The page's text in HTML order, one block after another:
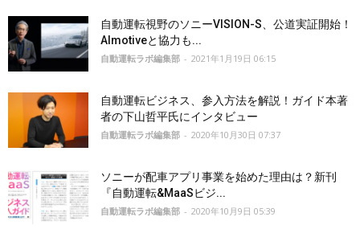
自動運転視野のソニーVISION-S、公道実証開始！
AImotiveと協力も...
自動運転ラボ編集部 - 2021年1月19日 06:15
自動運転ビジネス、参入方法を解説！ガイド本著
者の下山哲平氏にインタビュー
自動運転ラボ編集部 - 2020年10月30日 07:37
ソニーが配車アプリ事業を始めた理由は？新刊
『自動運転&MaaSビジ...
自動運転ラボ編集部 - 2020年10月9日 05:39